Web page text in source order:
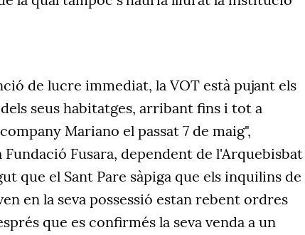
de lucre immediat, la VOT està pujant els
seus habitatges, arribant fins i tot a
Mariano el passat 7 de maig",
Fundació Fusara, dependent de l'Arquebisbat
que el Sant Pare sàpiga que els inquilins de
en la seva possessió estan rebent ordres
que es confirmés la seva venda a un